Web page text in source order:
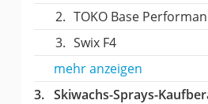
TOKO Base
Swix F4
mehr anzeigen
Skiwachs-Sprays-